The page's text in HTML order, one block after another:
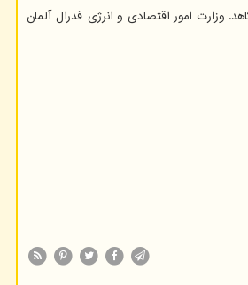
وزارت امور اقتصادی و انرژی فدرال آلمان